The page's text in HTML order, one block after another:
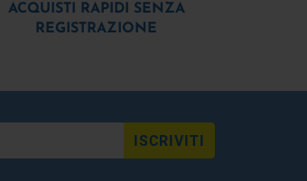
ACQUISTI RAPIDI SENZA
REGISTRAZIONE
ISCRIVITI